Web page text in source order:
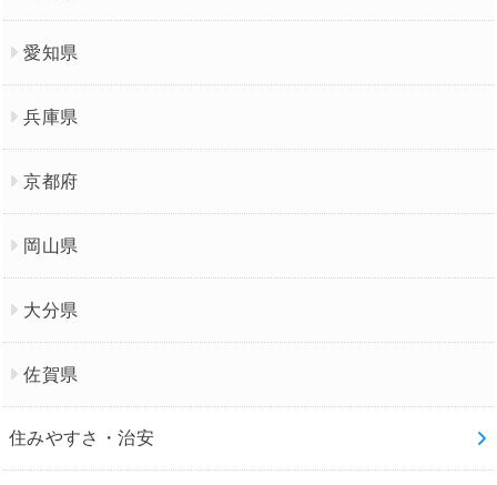
愛知県
兵庫県
京都府
岡山県
大分県
佐賀県
住みやすさ・治安